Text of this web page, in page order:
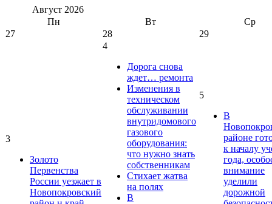
Август 2026
Пн
Вт
Ср
27
28 29
3
Золото
Первенства
России уезжает в
Новопокровский
4
Дорога снова
ждет… ремонта
Изменения в
техническом
обслуживании
внутридомового
газового
оборудования:
что нужно знать
собственникам
Стихает жатва
на полях
В
5
В
районе
к началу
года,
внимание
уделили
дорожной